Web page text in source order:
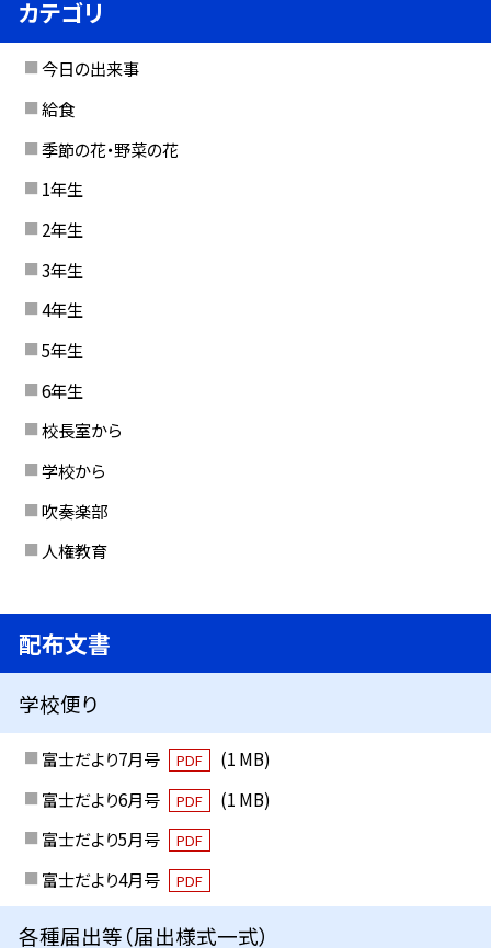
カテゴリ
今日の出来事
給食
季節の花・野菜の花
1年生
2年生
3年生
4年生
5年生
6年生
校長室から
学校から
吹奏楽部
人権教育
配布文書
学校便り
富士だより7月号 PDF
(1 MB)
富士だより6月号
PDF
(1 MB)
富士だより5月号
PDF
富士だより4月号 PDF
各種届出等（届出様式一式）